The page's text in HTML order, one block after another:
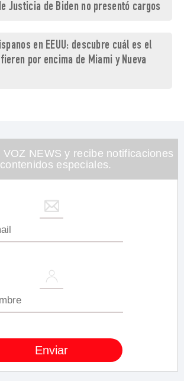
Justicia de Biden no presentó cargos
en EEUU: descubre cuál es el
por encima de Miami y Nueva
VOZ NEWS y recibe notificaciones
especiales.